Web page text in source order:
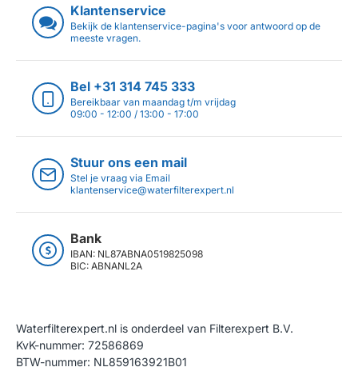
Klantenservice
Bekijk de klantenservice-pagina's voor antwoord op de
meeste vragen.
Bel +31 314 745 333
Bereikbaar van maandag t/m vrijdag
09:00 - 12:00 / 13:00 - 17:00
Stuur ons een mail
Stel je vraag via Email
klantenservice@waterfilterexpert.nl
Bank
IBAN: NL87ABNA0519825098
BIC: ABNANL2A
Waterfilterexpert.nl is onderdeel van Filterexpert B.V.
KvK-nummer: 72586869
BTW-nummer: NL859163921B01